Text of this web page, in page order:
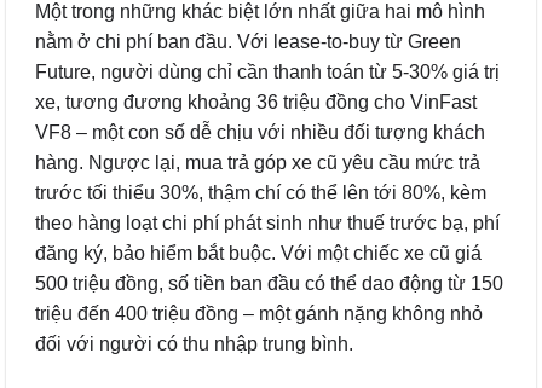
Một trong những khác biệt lớn nhất giữa hai mô hình
nằm ở chi phí ban đầu. Với lease-to-buy từ Green
Future, người dùng chỉ cần thanh toán từ 5-30% giá trị
xe, tương đương khoảng 36 triệu đồng cho VinFast
VF8 – một con số dễ chịu với nhiều đối tượng khách
hàng. Ngược lại, mua trả góp xe cũ yêu cầu mức trả
trước tối thiểu 30%, thậm chí có thể lên tới 80%, kèm
theo hàng loạt chi phí phát sinh như thuế trước bạ, phí
đăng ký, bảo hiểm bắt buộc. Với một chiếc xe cũ giá
500 triệu đồng, số tiền ban đầu có thể dao động từ 150
triệu đến 400 triệu đồng – một gánh nặng không nhỏ
đối với người có thu nhập trung bình.